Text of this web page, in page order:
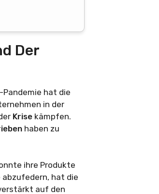
Der
Pandemie hat die
in der
Krise kämpfen.
haben zu
ihre Produkte
abzufedern, hat die
auf den